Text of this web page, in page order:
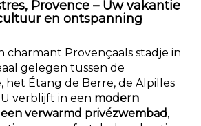
Provence – Uw vakantie
en ontspanning
charmant Provençaals stadje in
gelegen tussen de
het Étang de Berre, de Alpilles
verblijft in een modern
verwarmd privézwembad,